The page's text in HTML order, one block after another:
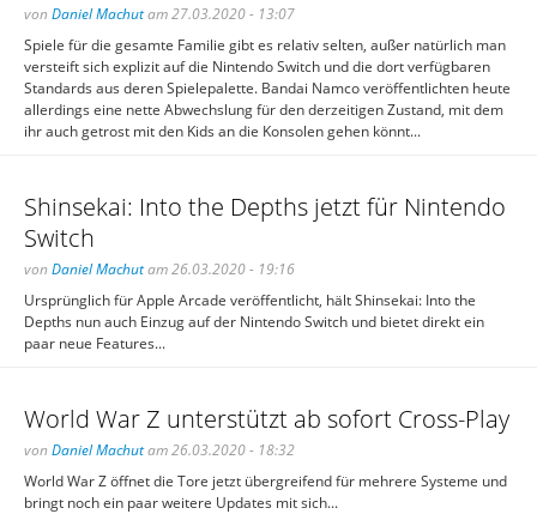
von Daniel Machutam 27.03.2020 - 13:07
Spiele für die gesamte Familie gibt es relativ selten, außer natürlich man
versteift sich explizit auf die Nintendo Switch und die dort verfügbaren
Standards aus deren Spielepalette. Bandai Namco veröffentlichten heute
allerdings eine nette Abwechslung für den derzeitigen Zustand, mit dem
ihr auch getrost mit den Kids an die Konsolen gehen könnt...
Shinsekai: Into the Depths jetzt für Nintendo
Switch
von Daniel Machutam 26.03.2020 - 19:16
Ursprünglich für Apple Arcade veröffentlicht, hält Shinsekai: Into the
Depths nun auch Einzug auf der Nintendo Switch und bietet direkt ein
paar neue Features...
World War Z unterstützt ab sofort Cross-Play
von Daniel Machutam 26.03.2020 - 18:32
World War Z öffnet die Tore jetzt übergreifend für mehrere Systeme und
bringt noch ein paar weitere Updates mit sich...